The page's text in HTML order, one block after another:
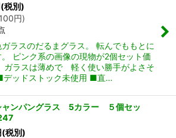
(税別)
円)
ラスのだるまグラス。 転んでももとに
。 ピンク系の画像の現物が2個セット価
ガラスは薄めで 軽く使い勝手がよさそ
デッドストック未使用 ■直…
ャンパングラス 5カラー ５個セッ
(税別)